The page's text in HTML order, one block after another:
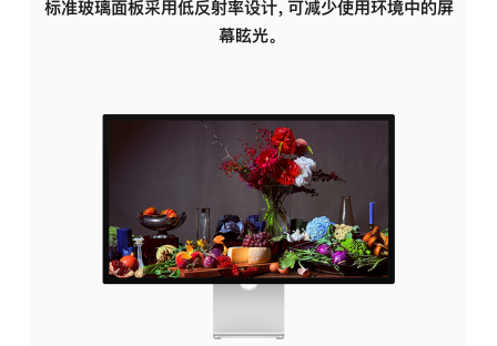
标准玻璃面板采用低反射率设计，可减少使用环境中的屏
幕眩光。